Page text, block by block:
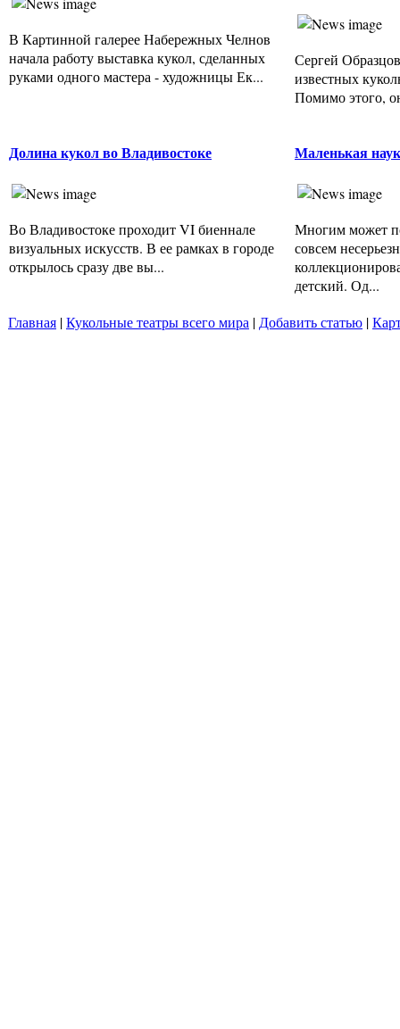
В Картинной галерее Набережных Челнов
начала работу выставка кукол, сделанных
руками одного мастера - художницы Ек...
Сергей
известных
Помимо этого,
Долина кукол во Владивостоке
Во Владивостоке проходит VI биеннале
визуальных искусств. В ее рамках в городе
открылось сразу две вы...
Маленькая
Многим может
совсем
детский. Од...
Главная |Кукольные театры всего мира | Добавить статью |